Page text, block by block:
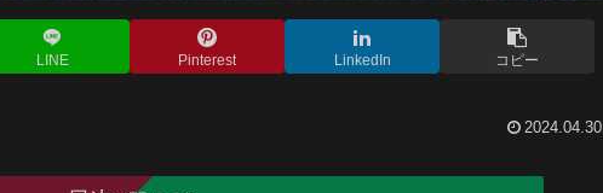
LINE Pinterest LinkedIn コピー
2024.04.30